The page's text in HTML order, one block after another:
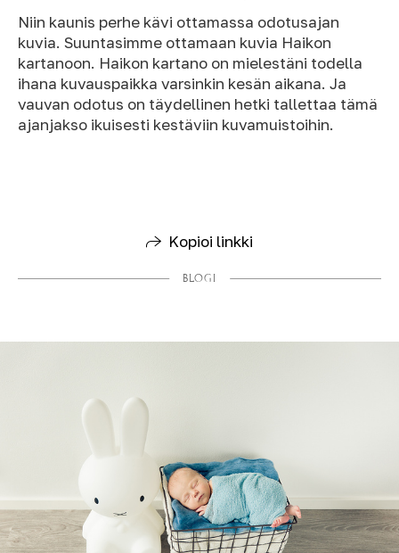
Niin kaunis perhe kävi ottamassa odotusajan
kuvia. Suuntasimme ottamaan kuvia Haikon
kartanoon. Haikon kartano on mielestäni todella
ihana kuvauspaikka varsinkin kesän aikana. Ja
vauvan odotus on täydellinen hetki tallettaa tämä
ajanjakso ikuisesti kestäviin kuvamuistoihin.
Kopioi linkki
BLOGI